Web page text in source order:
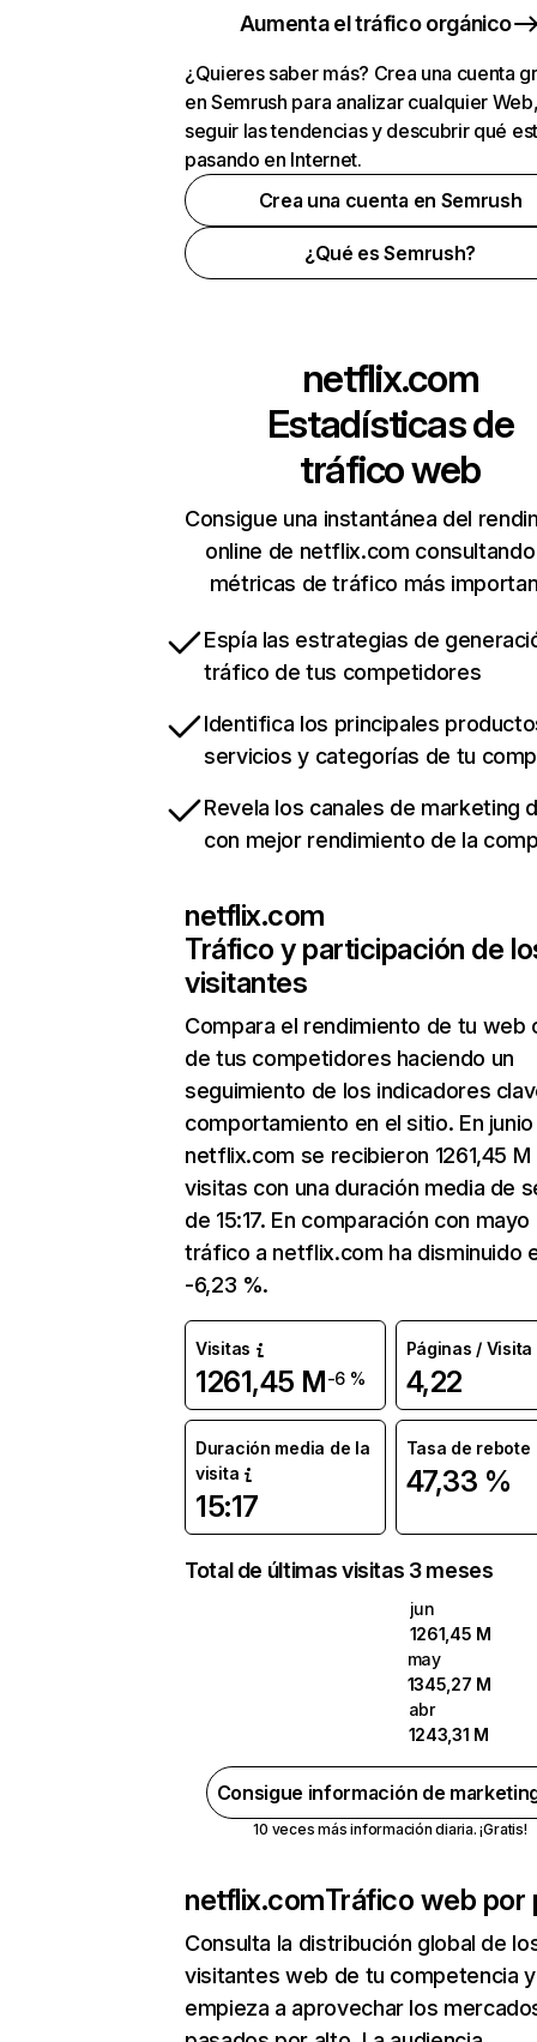
Aumenta el tráfico orgánico
¿Quieres saber más? Crea una cuenta
en Semrush para analizar cualquier
seguir las tendencias y descubrir qué
pasando en Internet.
Crea una cuenta en Semrush
¿Qué es Semrush?
netflix.com
Estadísticas de
tráfico web
Consigue una instantánea del
online de netflix.com
métricas de tráfico más
Espía las estrategias de
tráfico de tus competidores
Identifica los principales
servicios y categorías de tu
Revela los canales de marketing
con mejor rendimiento de la
netflix.com
Tráfico y participación de
visitantes
Compara el rendimiento de tu web
de tus competidores haciendo un
seguimiento de los indicadores
comportamiento en el sitio. En junio
netflix.com se recibieron 1261,45 M
visitas con una duración media de
de 15:17. En comparación con mayo
tráfico a netflix.com ha disminuido
-6,23 %.
Visitas
1261,45 M-6 %
Páginas / Visita
4,22
Duración media de la
visita
15:17
Tasa de rebote
47,33 %
Total de últimas visitas 3 meses
jun
1261,45 M
may
1345,27 M
abr
1243,31 M
Consigue información de
10 veces más información diaria. ¡Gratis!
netflix.comTráfico web por
Consulta la distribución global de
visitantes web de tu competencia y
empieza a aprovechar los